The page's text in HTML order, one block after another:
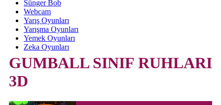
Sünger Bob
Webcam
Yarış Oyunları
Yarışma Oyunları
Yemek Oyunları
Zeka Oyunları
GUMBALL SINIF RUHLARI
3D